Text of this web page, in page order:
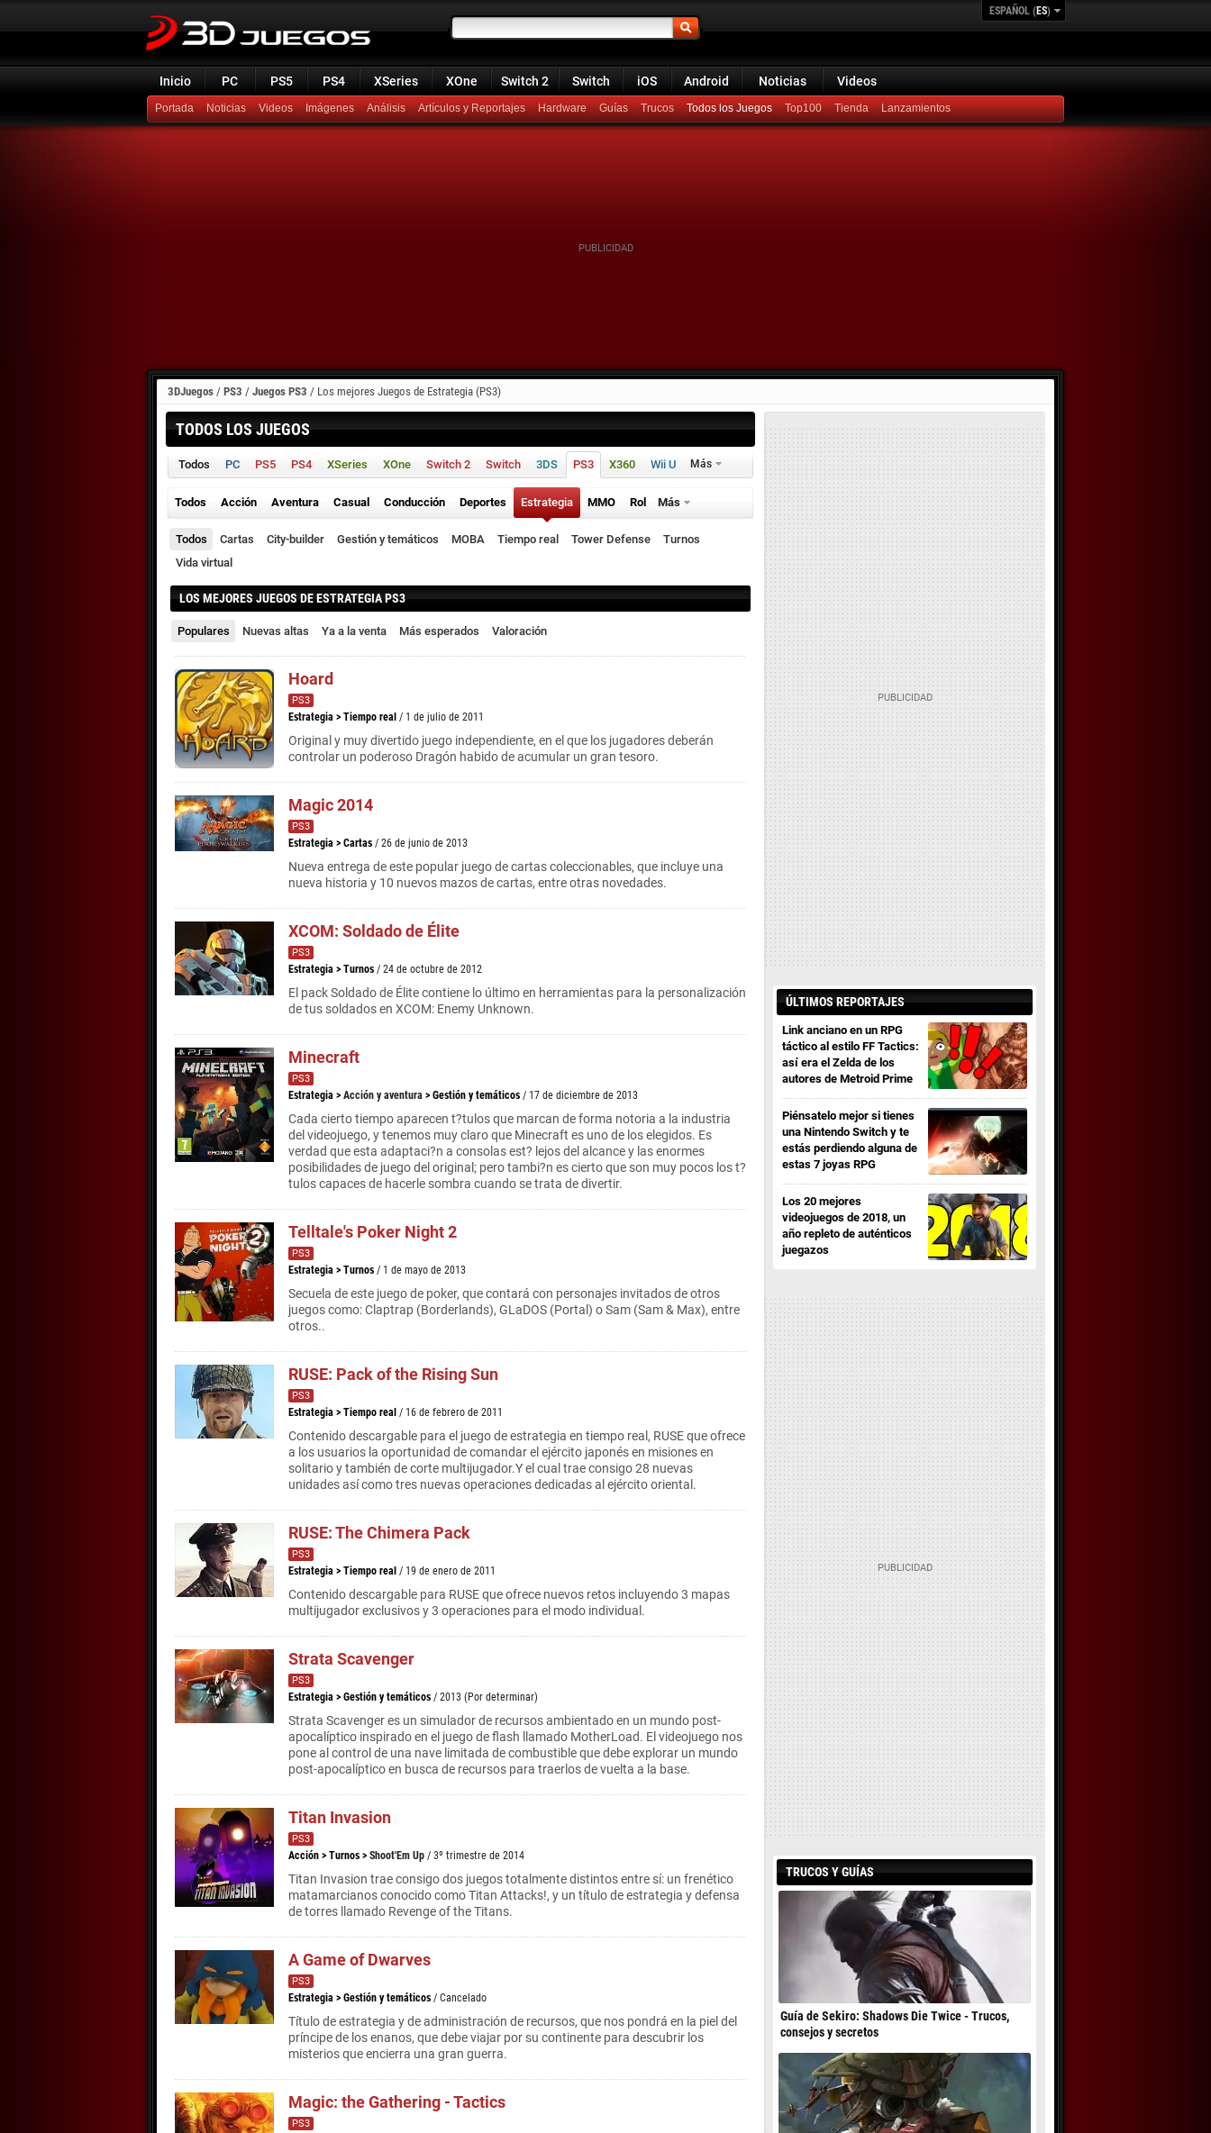
ESPAÑOL (ES)
Inicio PC PS5 PS4 XSeries XOne Switch 2 Switch iOS Android Noticias Videos
Portada Noticias Videos Imágenes Análisis Artículos y Reportajes Hardware Guías Trucos Todos los Juegos Top100 Lanzamientos
3DJuegos / PS3 / Juegos PS3 / Los mejores Juegos de Estrategia (PS3)
TODOS LOS JUEGOS
Todos PC PS5 PS4 XSeries XOne Switch 2 Switch 3DS PS3 X360 Wii U Más
Todos Acción Aventura Casual Conducción Deportes Estrategia MMO Rol Más
Todos Cartas City-builder Gestión y temáticos MOBA Tiempo real Tower Defense
Turnos
Vida virtual
LOS MEJORES JUEGOS DE ESTRATEGIA PS3
Populares Nuevas altas Ya a la venta Más esperados Valoración
Hoard
PS3
Estrategia > Tiempo real / 1 de julio de 2011
Original y muy divertido juego independiente, en el que los jugadores deberán
controlar un poderoso Dragón habido de acumular un gran tesoro.
Magic 2014
PS3
Estrategia > Cartas / 26 de junio de 2013
Nueva entrega de este popular juego de cartas coleccionables, que incluye una
nueva historia y 10 nuevos mazos de cartas, entre otras novedades.
XCOM: Soldado de Élite
PS3
Estrategia > Turnos / 24 de octubre de 2012
El pack Soldado de Élite contiene lo último en herramientas para la personalización
de tus soldados en XCOM: Enemy Unknown.
Minecraft
PS3
Estrategia > Acción y aventura > Gestión y temáticos / 17 de diciembre de 2013
Cada cierto tiempo aparecen t?tulos que marcan de forma notoria a la industria
del videojuego, y tenemos muy claro que Minecraft es uno de los elegidos. Es
verdad que esta adaptaci?n a consolas est? lejos del alcance y las enormes
posibilidades de juego del original; pero tambi?n es cierto que son muy pocos los t?
tulos capaces de hacerle sombra cuando se trata de divertir.
Telltale's Poker Night 2
PS3
Estrategia > Turnos / 1 de mayo de 2013
Secuela de este juego de poker, que contará con personajes invitados de otros
juegos como: Claptrap (Borderlands), GLaDOS (Portal) o Sam (Sam & Max), entre
otros..
RUSE: Pack of the Rising Sun
PS3
Estrategia > Tiempo real / 16 de febrero de 2011
Contenido descargable para el juego de estrategia en tiempo real, RUSE que ofrece
a los usuarios la oportunidad de comandar el ejército japonés en misiones en
solitario y también de corte multijugador.Y el cual trae consigo 28 nuevas
unidades así como tres nuevas operaciones dedicadas al ejército oriental.
RUSE: The Chimera Pack
PS3
Estrategia > Tiempo real / 19 de enero de 2011
Contenido descargable para RUSE que ofrece nuevos retos incluyendo 3 mapas
multijugador exclusivos y 3 operaciones para el modo individual.
Strata Scavenger
PS3
Estrategia > Gestión y temáticos / 2013 (Por determinar)
Strata Scavenger es un simulador de recursos ambientado en un mundo post-
apocalíptico inspirado en el juego de flash llamado MotherLoad. El videojuego nos
pone al control de una nave limitada de combustible que debe explorar un mundo
post-apocalíptico en busca de recursos para traerlos de vuelta a la base.
Titan Invasion
PS3
Acción > Turnos > Shoot'Em Up / 3º trimestre de 2014
Titan Invasion trae consigo dos juegos totalmente distintos entre sí: un frenético
matamarcianos conocido como Titan Attacks!, y un título de estrategia y defensa
de torres llamado Revenge of the Titans.
A Game of Dwarves
PS3
Estrategia > Gestión y temáticos / Cancelado
Título de estrategia y de administración de recursos, que nos pondrá en la piel del
príncipe de los enanos, que debe viajar por su continente para descubrir los
misterios que encierra una gran guerra.
Magic: the Gathering - Tactics
PS3
ÚLTIMOS REPORTAJES
Link anciano en un RPG
táctico al estilo FF Tactics:
así era el Zelda de los
autores de Metroid Prime
Piénsatelo mejor si tienes
una Nintendo Switch y te
estás perdiendo alguna de
estas 7 joyas RPG
Los 20 mejores
videojuegos de 2018, un
año repleto de auténticos
juegazos
TRUCOS Y GUÍAS
Guía de Sekiro: Shadows Die Twice - Trucos,
consejos y secretos